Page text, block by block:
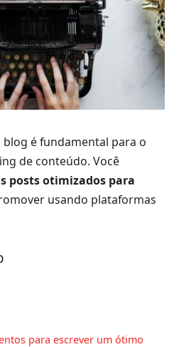
é fundamental para o
de conteúdo. Você
posts otimizados para
usando plataformas
para escrever um ótimo